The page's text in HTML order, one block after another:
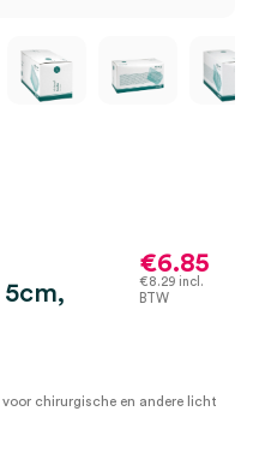
€6.85
€8.29incl.
BTW
chirurgische en andere licht